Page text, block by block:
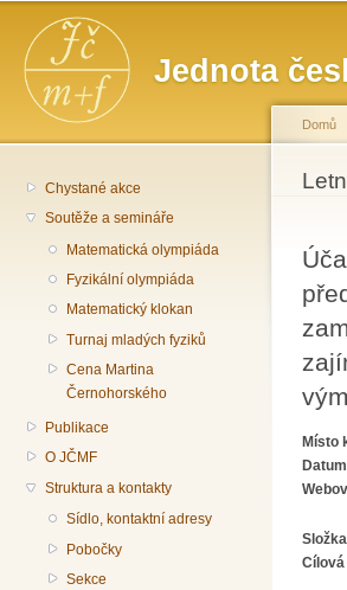
Jednota
Hlavní menu
Chystané akce
Soutěže a semináře
Matematická olympiáda
Fyzikální olympiáda
Matematický klokan
Turnaj mladých fyziků
Cena Martina
Černohorského
Publikace
O JČMF
Struktura a kontakty
Sídlo, kontaktní adresy
Pobočky
Sekce
Domů
Místo